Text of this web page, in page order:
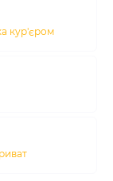
кур'єром